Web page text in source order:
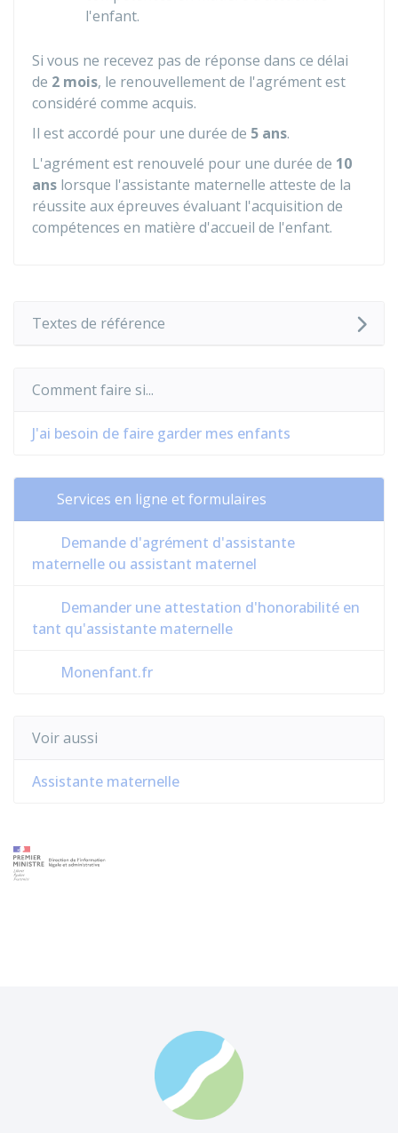
l'enfant.
Si vous ne recevez pas de réponse dans ce délai
de 2 mois, le renouvellement de l'agrément est
considéré comme acquis.
Il est accordé pour une durée de 5 ans.
L'agrément est renouvelé pour une durée de 10
ans lorsque l'assistante maternelle atteste de la
réussite aux épreuves évaluant l'acquisition de
compétences en matière d'accueil de l'enfant.
Textes de référence
Comment faire si...
J'ai besoin de faire garder mes enfants
Services en ligne et formulaires
Demande d'agrément d'assistante
maternelle ou assistant maternel
Demander une attestation d'honorabilité en
tant qu'assistante maternelle
Monenfant.fr
Voir aussi
Assistante maternelle